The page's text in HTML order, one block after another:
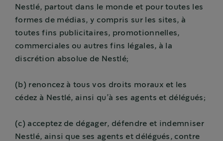
Nestlé, partout dans le monde et pour toutes les
formes de médias, y compris sur les sites, à
toutes fins publicitaires, promotionnelles,
commerciales ou autres fins légales, à la
discrétion absolue de Nestlé;
(b) renoncez à tous vos droits moraux et les
cédez à Nestlé, ainsi qu’à ses agents et délégués;
(c) acceptez de dégager, défendre et indemniser
Nestlé, ainsi que ses agents et délégués, contre